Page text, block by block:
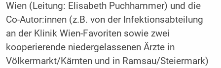
Wien (Leitung: Elisabeth Puchhammer) und die
Co-Autor:innen (z.B. von der Infektionsabteilung
an der Klinik Wien-Favoriten sowie zwei
kooperierende niedergelassenen Ärzte in
Völkermarkt/Kärnten und in Ramsau/Steiermark)